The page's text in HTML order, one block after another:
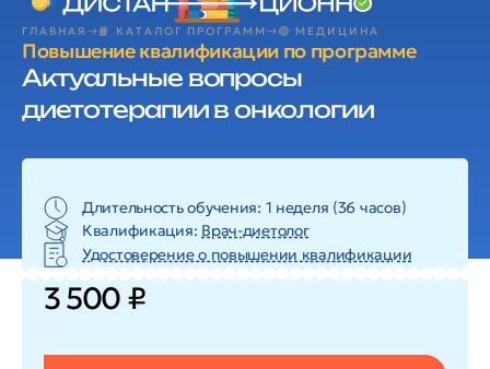
ГЛАВНАЯ 📙 КАТАЛОГ ПРОГРАММ 🟢 МЕДИЦИНА
Повышение квалификации по программе
Актуальные вопросы
диетотерапии в онкологии
Длительность обучения: 1 неделя (36 часов)
Квалификация: Врач-диетолог
Удостоверение о повышении квалификации
3 500 ₽